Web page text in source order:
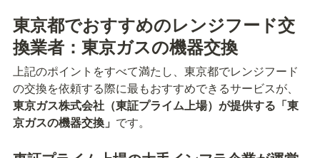
東京都でおすすめのレンジフード交
換業者：東京ガスの機器交換
上記のポイントをすべて満たし、東京都でレンジフード
の交換を依頼する際に最もおすすめできるサービスが、
東京ガス株式会社（東証プライム上場）が提供する「東
京ガスの機器交換」 です。